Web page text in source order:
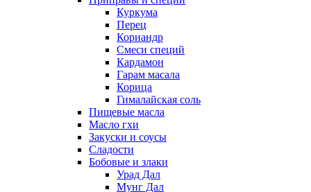
Куркума
Перец
Кориандр
Смеси специй
Кардамон
Гарам масала
Корица
Гималайская соль
Пищевые масла
Масло гхи
Закуски и соусы
Сладости
Бобовые и злаки
Урад Дал
Мунг Дал